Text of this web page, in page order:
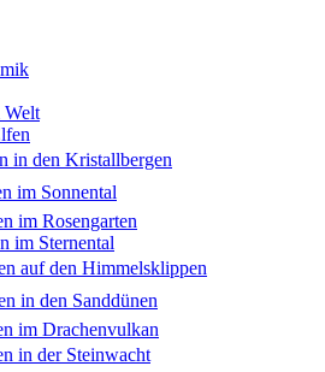
Welt
in den Kristallbergen
im Sonnental
im Rosengarten
im Sternental
auf den Himmelsklippen
in den Sanddünen
im Drachenvulkan
in der Steinwacht